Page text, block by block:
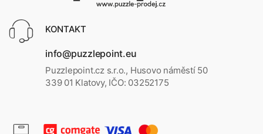
KONTAKT
info@puzzlepoint.eu
Puzzlepoint.cz s.r.o., Husovo náměstí 50
339 01 Klatovy, IČO: 03252175